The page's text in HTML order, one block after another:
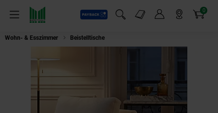
Menü
Payback
Suchfeld einblenden
Markt-Angebote 0
Artikel
Wohn- & Esszimmer Beistelltische